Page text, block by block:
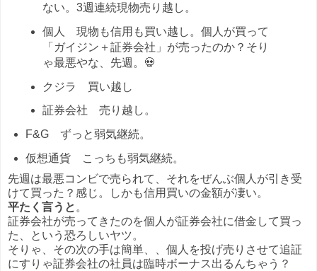
ない。3週連続現物売り越し。
個人 現物も信用も買い越し。個人が買って
「ガイジン＋証券会社」が売ったのか？そり
ゃ最悪やな、先週。💀
クジラ 買い越し
証券会社 売り越し。
F&G ずっと弱気継続。
仮想通貨 こっちも弱気継続。
先週は最悪コンビで売られて、それをぜんぶ個人が引き受
けて買った？感じ。しかも信用買いの金額が凄い。
平たく言うと 。
証券会社が売ってきたのを個人が証券会社に借金して買っ
た、という恐ろしいヤツ。
そりゃ、その次の手は簡単、、個人を投げ売りさせて追証
にすりゃ証券会社の社員は臨時ボーナス出るんちゃう？